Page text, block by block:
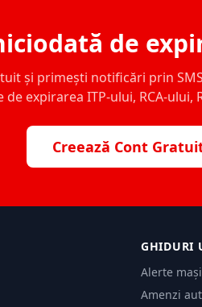
de
și primești notificări prin
expirarea ITP-ului, RCA-ului,
Creează Cont
GHIDURI
Alerte
Amenzi